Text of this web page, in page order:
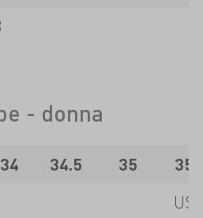
- donna
34 34.5 35
US